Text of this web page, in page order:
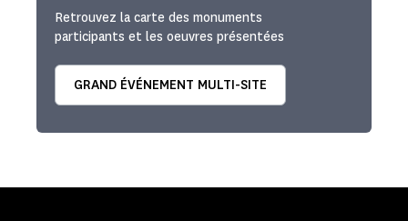
Retrouvez la carte des monuments
participants et les oeuvres présentées
GRAND ÉVÉNEMENT MULTI-SITE